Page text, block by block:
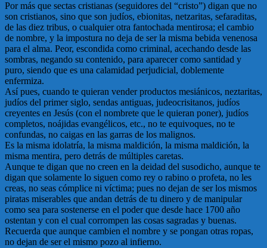
Por más que sectas cristianas (seguidores del “cristo”) digan que no
son cristianos, sino que son judíos, ebionitas, netzaritas, sefaraditas,
de las diez tribus, o cualquier otra fantochada mentirosa; el cambio
de nombre, y la impostura no deja de ser la misma bebida venenosa
para el alma. Peor, escondida como criminal, acechando desde las
sombras, negando su contenido, para aparecer como santidad y
puro, siendo que es una calamidad perjudicial, doblemente
enfermiza.
Así pues, cuando te quieran vender productos mesiánicos, neztaritas,
judíos del primer siglo, sendas antiguas, judeocrisitanos, judíos
creyentes en Jesús (con el nombrete que le quieran poner), judíos
completos, noájidas evangélicos, etc., no te equivoques, no te
confundas, no caigas en las garras de los malignos.
Es la misma idolatría, la misma maldición, la misma maldición, la
misma mentira, pero detrás de múltiples caretas.
Aunque te digan que no creen en la deidad del susodicho, aunque te
digan que solamente lo siguen como rey o rabino o profeta, no les
creas, no seas cómplice ni víctima; pues no dejan de ser los mismos
piratas miserables que andan detrás de tu dinero y de manipular
como sea para sostenerse en el poder que desde hace 1700 año
ostentan y con el cual corrompen las cosas sagradas y buenas.
Recuerda que aunque cambien el nombre y se pongan otras ropas,
no dejan de ser el mismo pozo al infierno.